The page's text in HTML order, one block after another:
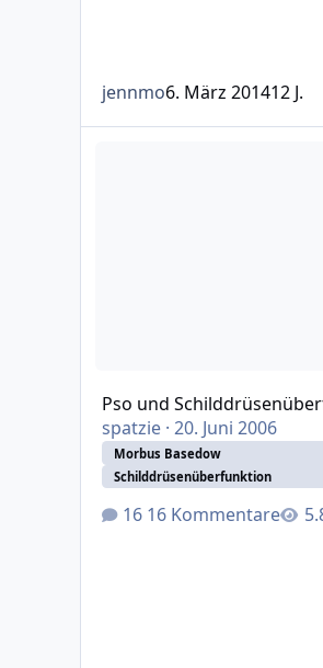
jennmo6. März 201412 J.
Pso und
spatzie· 20. Juni 2006
Morbus Basedow
Schilddrüsenüberfunktion
16 Kommentare